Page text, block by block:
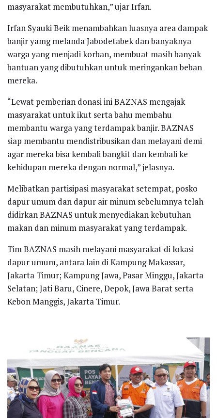
masyarakat membutuhkan,” ujar Irfan.
Irfan Syauki Beik menambahkan luasnya area dampak
banjir yamg melanda Jabodetabek dan banyaknya
warga yang menjadi korban, membuat masih banyak
bantuan yang dibutuhkan untuk meringankan beban
mereka.
“Lewat pemberian donasi ini BAZNAS mengajak
masyarakat untuk ikut serta bahu membahu
membantu warga yang terdampak banjir. BAZNAS
siap membantu mendistribusikan dan melayani demi
agar mereka bisa kembali bangkit dan kembali ke
kehidupan mereka dengan normal,” jelasnya.
Melibatkan partisipasi masyarakat setempat, posko
dapur umum dan dapur air minum sebelumnya telah
didirkan BAZNAS untuk menyediakan kebutuhan
makan dan minum masyarakat yang terdampak.
Tim BAZNAS masih melayani masyarakat di lokasi
dapur umum, antara lain di Kampung Makassar,
Jakarta Timur; Kampung Jawa, Pasar Minggu, Jakarta
Selatan; Jati Baru, Cinere, Depok, Jawa Barat serta
Kebon Manggis, Jakarta Timur.